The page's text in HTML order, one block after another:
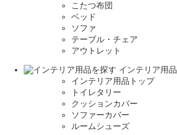
こたつ布団
ベッド
ソファ
テーブル・チェア
アウトレット
インテリア用品
インテリア用品トップ
トイレタリー
クッションカバー
ソファーカバー
ルームシューズ